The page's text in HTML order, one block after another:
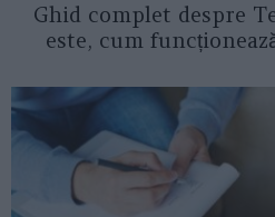
Ghid complet despre
este, cum